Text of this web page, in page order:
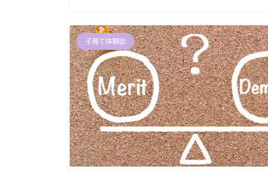
子育て体験談